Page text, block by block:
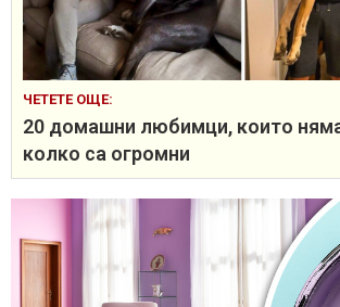
ЧЕТЕТЕ ОЩЕ:
20 домашни любимци, които
колко са огромни